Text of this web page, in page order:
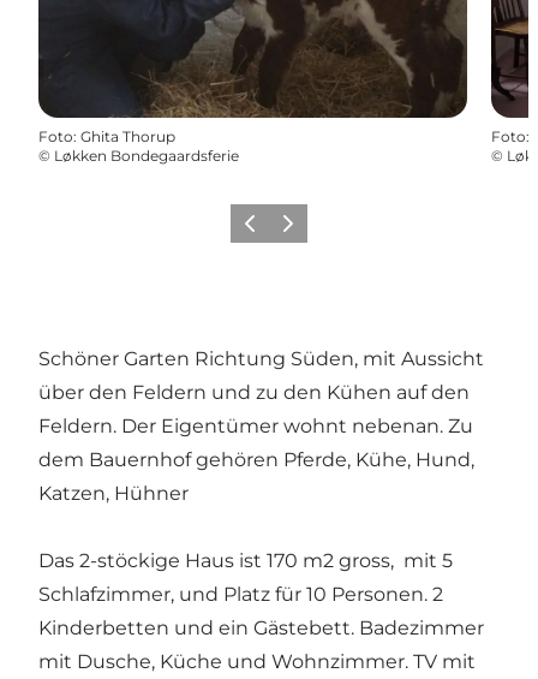
Foto: Ghita Thorup
© Løkken Bondegaardsferie
Foto:
©
ZurückWeiter
Schöner Garten Richtung Süden, mit Aussicht
über den Feldern und zu den Kühen auf den
Feldern. Der Eigentümer wohnt nebenan. Zu
dem Bauernhof gehören Pferde, Kühe, Hund,
Katzen, Hühner
Das 2-stöckige Haus ist 170 m2 gross, mit 5
Schlafzimmer, und Platz für 10 Personen. 2
Kinderbetten und ein Gästebett. Badezimmer
mit Dusche, Küche und Wohnzimmer. TV mit